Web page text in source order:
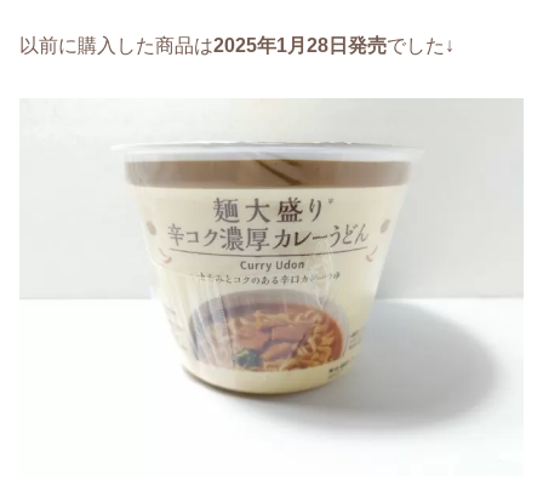
以前に購入した商品は2025年1月28日発売でした↓